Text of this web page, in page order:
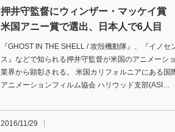
押井守監督にウィンザー・マッケイ賞
米国アニー賞で選出、日本人で6人目
『GHOST IN THE SHELL / 攻殻機動隊』、『イノセ
ス』などで知られる押井守監督が米国のアニメーシ
業界から顕彰される。 米国カリフォルニアにある国
アニメーションフィルム協会 ハリウッド支部(ASI…
2016/11/29